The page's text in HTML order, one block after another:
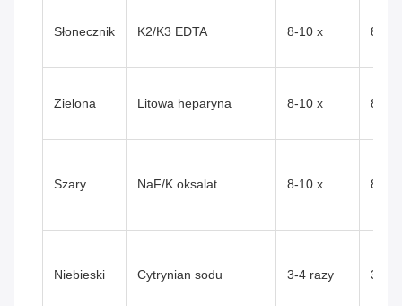
Słonecznik K2/K3 EDTA 8-10 x 8-10
Zielona Litowa heparyna 8-10 x 8-10
Szary NaF/K oksalat 8-10 x 8-10
Niebieski Cytrynian sodu 3-4 razy 3-4